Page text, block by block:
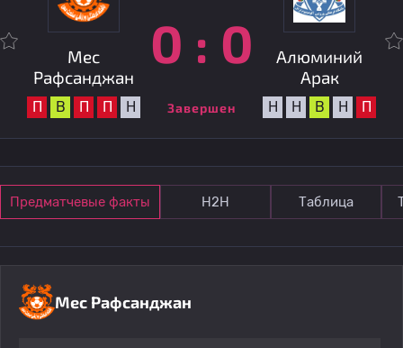
Мес
Рафсанджан
П В П П Н
0 : 0
Завершен
Алюминий
Арак
Н Н В Н П
Предматчевые факты Н2Н Таблица
Мес Рафсанджан